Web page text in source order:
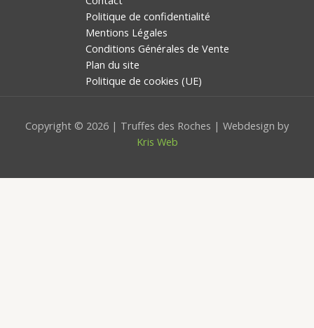
Politique de confidentialité
Mentions Légales
Conditions Générales de Vente
Plan du site
Politique de cookies (UE)
Copyright © 2026 | Truffes des Roches | Webdesign by
Kris Web